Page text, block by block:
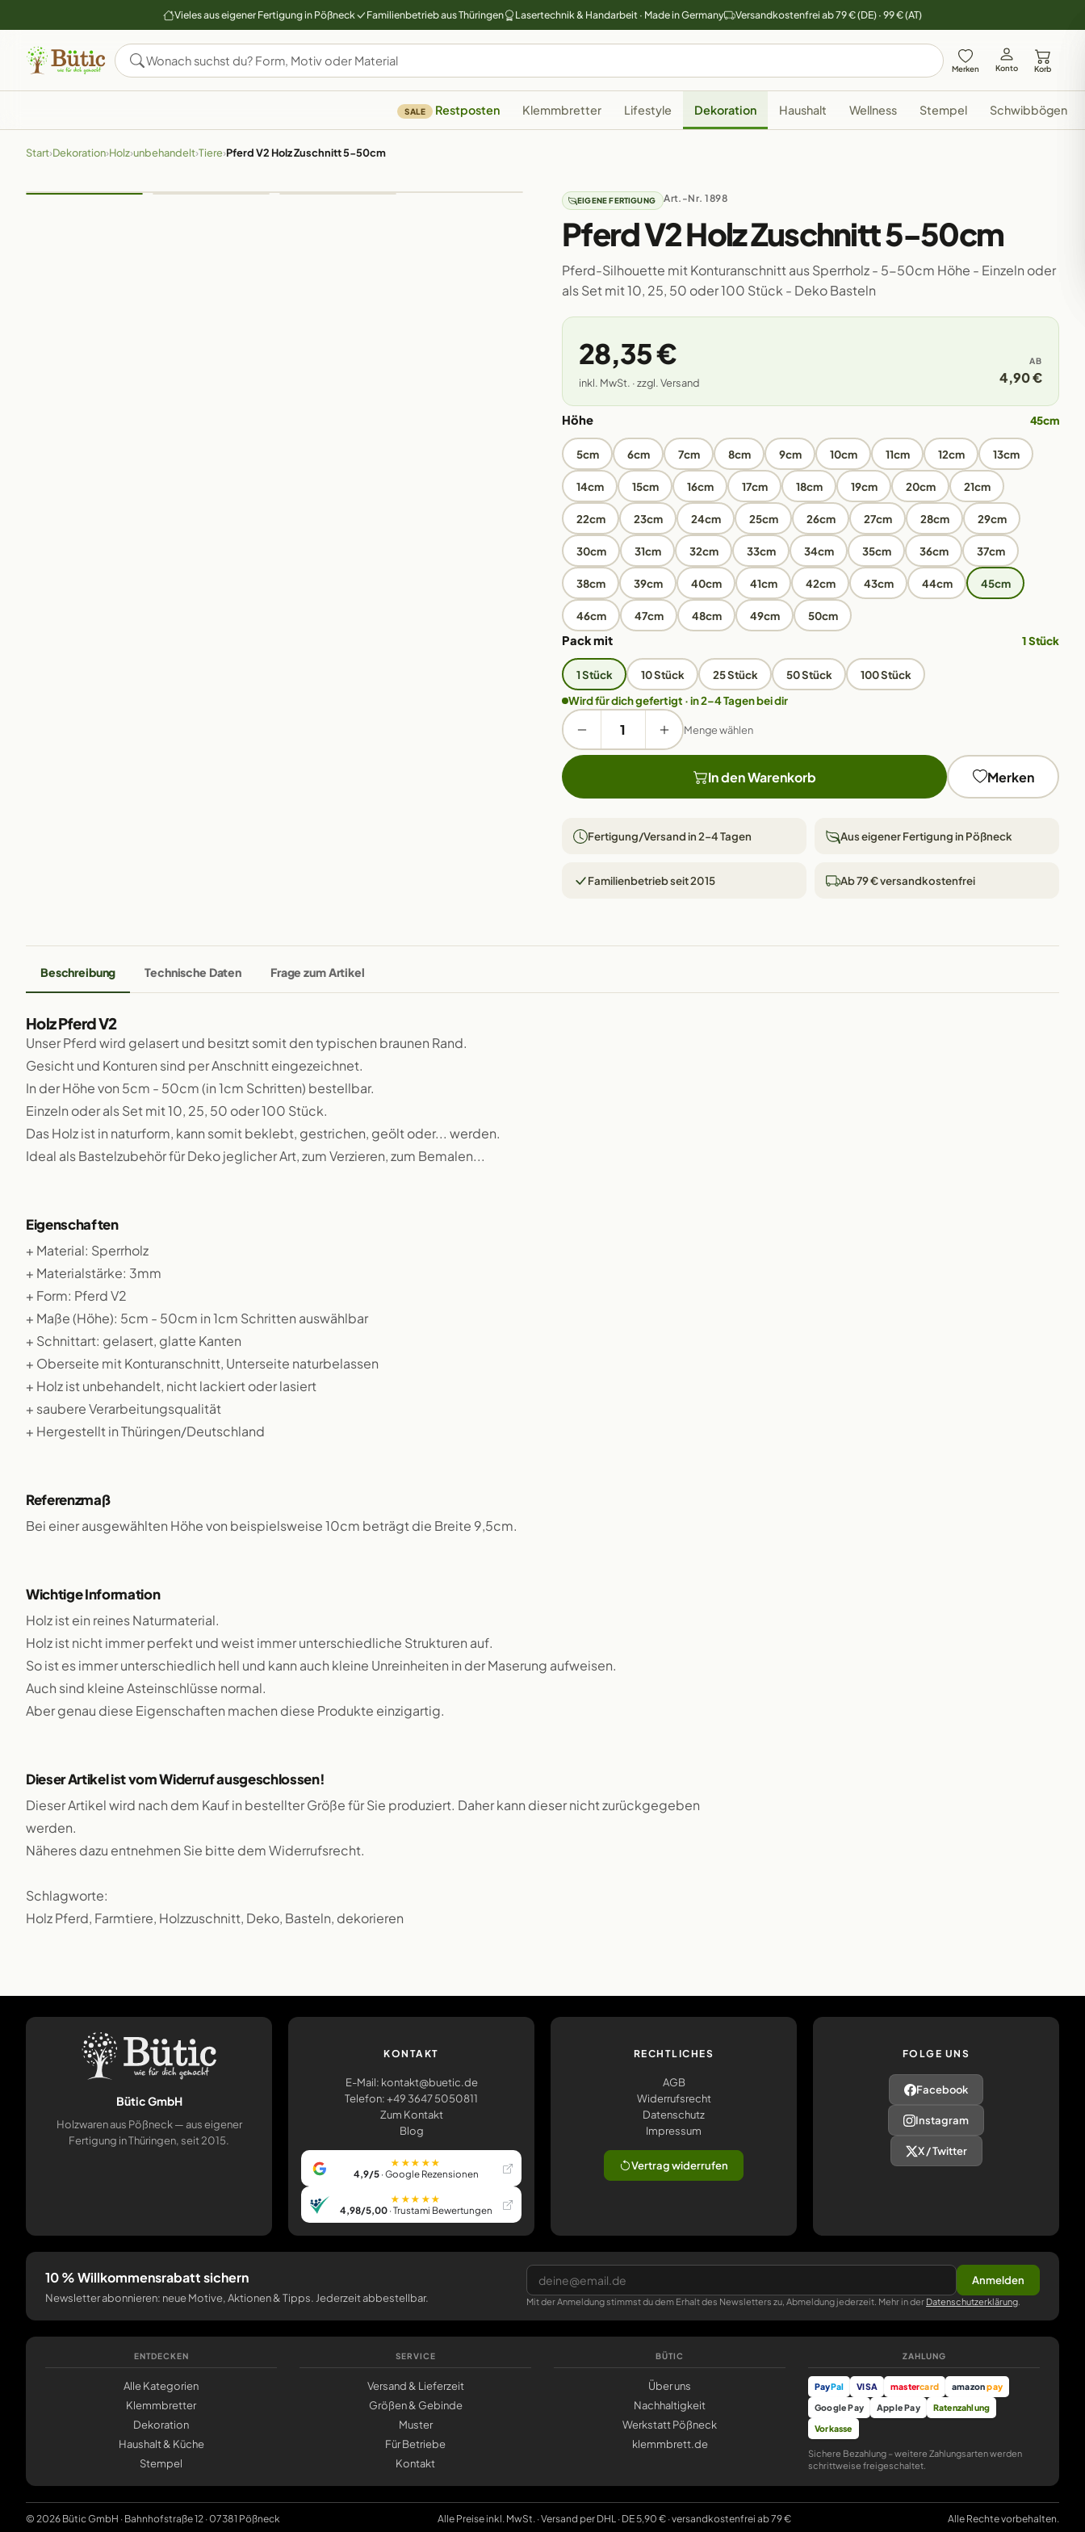
Vieles aus eigener Fertigung in Pößneck Familienbetrieb aus Thüringen Lasertechnik & Handarbeit · Made in Germany Versandkostenfrei ab 79 € (DE) · 99 € (AT)
Merken Konto Korb
SALE Restposten Klemmbretter Lifestyle Dekoration Haushalt Wellness Stempel Schwibbögen
Start›Dekoration›Holz›unbehandelt›Tiere›Pferd V2 Holz Zuschnitt 5-50cm
EIGENE FERTIGUNG Art.-Nr. 1898
Pferd V2 Holz Zuschnitt 5-50cm
Pferd-Silhouette mit Konturanschnitt aus Sperrholz - 5-50cm Höhe - Einzeln oder
als Set mit 10, 25, 50 oder 100 Stück - Deko Basteln
28,35 €
inkl. MwSt. · zzgl. Versand
AB
4,90 €
Höhe 45cm
5cm 6cm 7cm 8cm 9cm 10cm 11cm 12cm 13cm
14cm 15cm 16cm 17cm 18cm 19cm 20cm 21cm
22cm 23cm 24cm 25cm 26cm 27cm 28cm 29cm
30cm 31cm 32cm 33cm 34cm 35cm 36cm 37cm
38cm 39cm 40cm 41cm 42cm 43cm 44cm 45cm
46cm 47cm 48cm 49cm 50cm
Pack mit 1 Stück
1 Stück 10 Stück 25 Stück 50 Stück
100 Stück
Wird für dich gefertigt · in 2–4 Tagen bei dir
Menge wählen
In den Warenkorb Merken
Fertigung/Versand in 2–4 Tagen Aus eigener Fertigung in Pößneck
Familienbetrieb seit 2015 Ab 79 € versandkostenfrei
Beschreibung Technische Daten Frage zum Artikel
Holz Pferd V2
Unser Pferd wird gelasert und besitzt somit den typischen braunen Rand.
Gesicht und Konturen sind per Anschnitt eingezeichnet.
In der Höhe von 5cm - 50cm (in 1cm Schritten) bestellbar.
Einzeln oder als Set mit 10, 25, 50 oder 100 Stück.
Das Holz ist in naturform, kann somit beklebt, gestrichen, geölt oder... werden.
Ideal als Bastelzubehör für Deko jeglicher Art, zum Verzieren, zum Bemalen...
Eigenschaften
+ Material: Sperrholz
+ Materialstärke: 3mm
+ Form: Pferd V2
+ Maße (Höhe): 5cm - 50cm in 1cm Schritten auswählbar
+ Schnittart: gelasert, glatte Kanten
+ Oberseite mit Konturanschnitt, Unterseite naturbelassen
+ Holz ist unbehandelt, nicht lackiert oder lasiert
+ saubere Verarbeitungsqualität
+ Hergestellt in Thüringen/Deutschland
Referenzmaß
Bei einer ausgewählten Höhe von beispielsweise 10cm beträgt die Breite 9,5cm.
Wichtige Information
Holz ist ein reines Naturmaterial.
Holz ist nicht immer perfekt und weist immer unterschiedliche Strukturen auf.
So ist es immer unterschiedlich hell und kann auch kleine Unreinheiten in der Maserung aufweisen.
Auch sind kleine Asteinschlüsse normal.
Aber genau diese Eigenschaften machen diese Produkte einzigartig.
Dieser Artikel ist vom Widerruf ausgeschlossen!
Dieser Artikel wird nach dem Kauf in bestellter Größe für Sie produziert. Daher kann dieser nicht zurückgegeben
werden.
Näheres dazu entnehmen Sie bitte dem Widerrufsrecht.
Schlagworte:
Holz Pferd, Farmtiere, Holzzuschnitt, Deko, Basteln, dekorieren
Bütic GmbH
Holzwaren aus Pößneck — aus eigener
Fertigung in Thüringen, seit 2015.
KONTAKT
E-Mail: kontakt@buetic.de
Telefon: +49 3647 5050811
Zum Kontakt
Blog
★★★★★
4,9/5 · Google Rezensionen
★★★★★
4,98/5,00 · Trustami Bewertungen
RECHTLICHES
AGB
Widerrufsrecht
Datenschutz
Impressum
Vertrag widerrufen
FOLGE UNS
Facebook
Instagram
X / Twitter
10 % Willkommensrabatt sichern
Newsletter abonnieren: neue Motive, Aktionen & Tipps. Jederzeit abbestellbar.
Anmelden
Mit der Anmeldung stimmst du dem Erhalt des Newsletters zu, Abmeldung jederzeit. Mehr in der Datenschutzerklärung
ENTDECKEN
Alle Kategorien
Klemmbretter
Dekoration
Haushalt & Küche
Stempel
SERVICE
Versand & Lieferzeit
Größen & Gebinde
Muster
Für Betriebe
Kontakt
BÜTIC
Über uns
Nachhaltigkeit
Werkstatt Pößneck
klemmbrett.de
ZAHLUNG
PayPal VISA mastercard amazonpay
Google Pay
Apple Pay
Ratenzahlung
Vorkasse
Sichere Bezahlung – weitere Zahlungsarten werden
schrittweise freigeschaltet.
© 2026 Bütic GmbH · Bahnhofstraße 12 · 07381 Pößneck Alle Preise inkl. MwSt. · Versand per DHL · DE 5,90 € · versandkostenfrei ab 79 € Alle Rechte vorbehalten.